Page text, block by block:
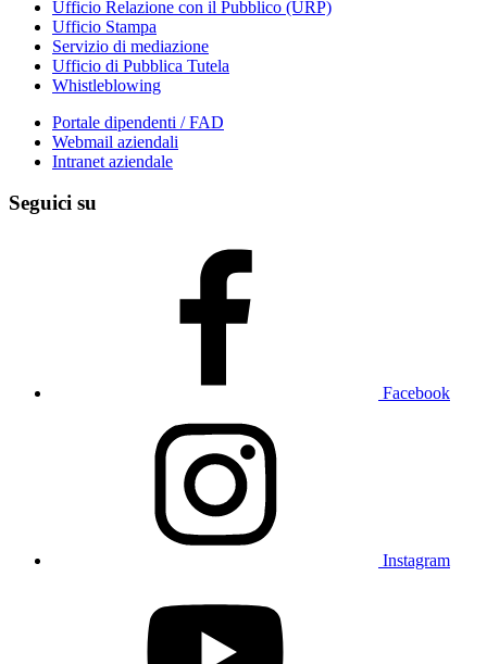
Ufficio Relazione con il Pubblico (URP)
Ufficio Stampa
Servizio di mediazione
Ufficio di Pubblica Tutela
Whistleblowing
Portale dipendenti / FAD
Webmail aziendali
Intranet aziendale
Seguici su
Facebook
Instagram